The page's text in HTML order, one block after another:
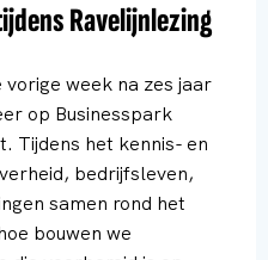
Ravelijnlezing
week na zes jaar
op Businesspark
Tijdens het kennis- en
bedrijfsleven,
samen rond het
bouwen we